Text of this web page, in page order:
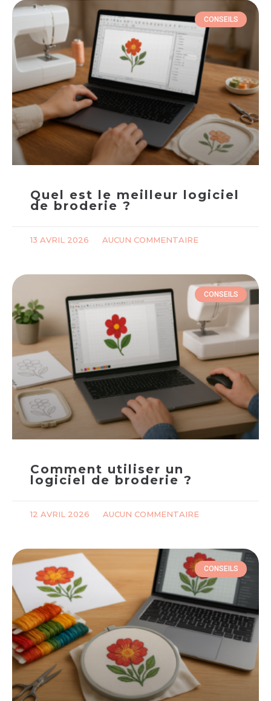
CONSEILS
Quel est le meilleur logiciel
de broderie ?
13 AVRIL 2026 AUCUN COMMENTAIRE
CONSEILS
Comment utiliser un
logiciel de broderie ?
12 AVRIL 2026 AUCUN COMMENTAIRE
CONSEILS